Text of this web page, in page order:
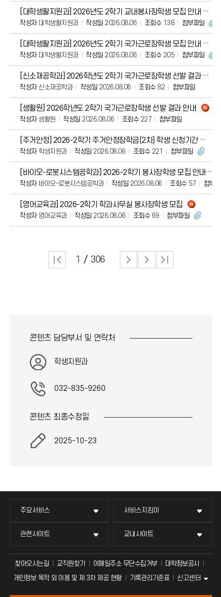
[대학생활지원과] 2026년도 2학기 교내봉사장학생 모집 안내
작성자대학생활지원과 작성일 2026.08.06 조회수138 첨부파일
[대학생활지원과] 2026년도 2학기 국가근로장학생 모집 안내
작성자대학생활지원과 작성일 2026.08.06 조회수205 첨부파일
[신소재공학과] 2026학년도 2학기 국가근로장학생 선발 결과 안내
작성자신소재공학과 작성일 2026.08.06 조회수82 첨부파일
[생활원] 2026학년도 2학기 국가근로장학생 선발 결과 안내
작성자생활원 작성일 2026.08.06 조회수227 첨부파일
[주거안정] 2026-2학기 주거안정장학금(2차) 학생 신청기간 안내 [~2026.09.0
작성자학생지원과 작성일 2026.08.06 조회수221 첨부파일
[바이오-로봇시스템공학과] 2026-2학기 봉사장학생 모집 안내
작성자바이오-로봇시스템공학과 작성일 2026.08.06 조회수57 첨부
[영어교육과] 2026-2학기 학과사무실 봉사장학생 모집
작성자영어교육과 작성일 2026.08.06 조회수69 첨부파일
1 306
콘텐츠 담당부서 및 연락처
학생지원과
032-835-9260
콘텐츠 최종수정일
2025-10-23
주요서비스 서비스지킴이
관련사이트 교내사이트
찾아오시는길 교직원찾기 이메일주소 무단수집거부
대학정보공시
개인정보 목적 외 이용 및 제 3차 제공 현황
기록관리기준표 신고센터